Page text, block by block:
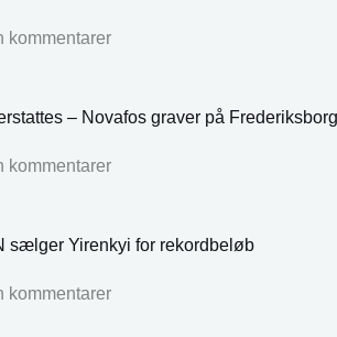
kommentarer
– Novafos graver på
kommentarer
sælger Yirenkyi for rekordbeløb
kommentarer